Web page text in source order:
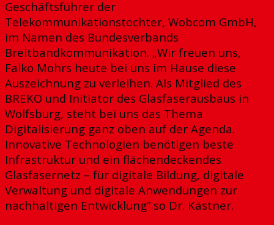
Geschäftsführer der
Telekommunikationstochter, Wobcom GmbH,
im Namen des Bundesverbands
Breitbandkommunikation. „Wir freuen uns,
Falko Mohrs heute bei uns im Hause diese
Auszeichnung zu verleihen. Als Mitglied des
BREKO und Initiator des Glasfaserausbaus in
Wolfsburg, steht bei uns das Thema
Digitalisierung ganz oben auf der Agenda.
Innovative Technologien benötigen beste
Infrastruktur und ein flächendeckendes
Glasfasernetz – für digitale Bildung, digitale
Verwaltung und digitale Anwendungen zur
nachhaltigen Entwicklung“ so Dr. Kästner.